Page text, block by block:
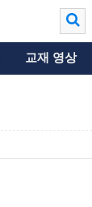
교재 영상